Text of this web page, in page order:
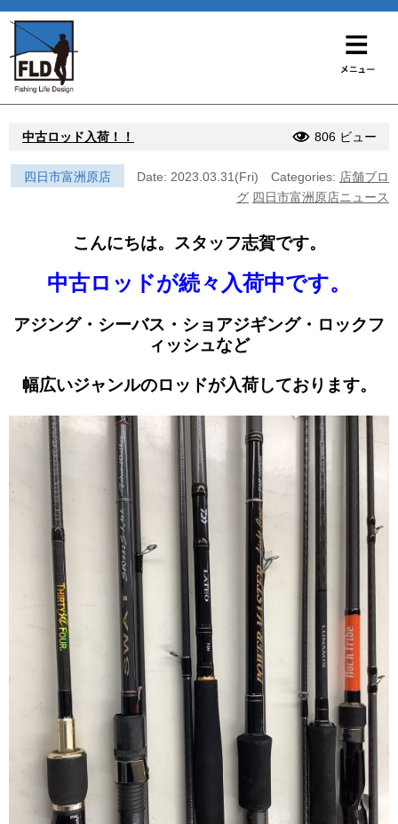
中古ロッド入荷！！ 806 ビュー
四日市富洲原店 Date: 2023.03.31(Fri) Categories: 店舗ブロ
グ 四日市富洲原店ニュース
こんにちは。スタッフ志賀です。
中古ロッドが続々入荷中です。
アジング・シーバス・ショアジギング・ロックフ
ィッシュなど
幅広いジャンルのロッドが入荷しております。